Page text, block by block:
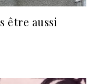
être aussi